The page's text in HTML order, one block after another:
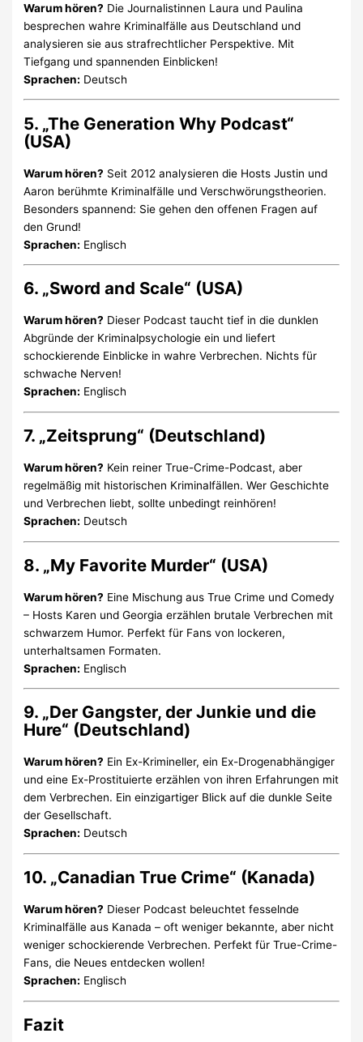
Warum hören? Die Journalistinnen Laura und Paulina
besprechen wahre Kriminalfälle aus Deutschland und
analysieren sie aus strafrechtlicher Perspektive. Mit
Tiefgang und spannenden Einblicken!
Sprachen: Deutsch
5. „The Generation Why Podcast“
(USA)
Warum hören? Seit 2012 analysieren die Hosts Justin und
Aaron berühmte Kriminalfälle und Verschwörungstheorien.
Besonders spannend: Sie gehen den offenen Fragen auf
den Grund!
Sprachen: Englisch
6. „Sword and Scale“ (USA)
Warum hören? Dieser Podcast taucht tief in die dunklen
Abgründe der Kriminalpsychologie ein und liefert
schockierende Einblicke in wahre Verbrechen. Nichts für
schwache Nerven!
Sprachen: Englisch
7. „Zeitsprung“ (Deutschland)
Warum hören? Kein reiner True-Crime-Podcast, aber
regelmäßig mit historischen Kriminalfällen. Wer Geschichte
und Verbrechen liebt, sollte unbedingt reinhören!
Sprachen: Deutsch
8. „My Favorite Murder“ (USA)
Warum hören? Eine Mischung aus True Crime und Comedy
– Hosts Karen und Georgia erzählen brutale Verbrechen mit
schwarzem Humor. Perfekt für Fans von lockeren,
unterhaltsamen Formaten.
Sprachen: Englisch
9. „Der Gangster, der Junkie und die
Hure“ (Deutschland)
Warum hören? Ein Ex-Krimineller, ein Ex-Drogenabhängiger
und eine Ex-Prostituierte erzählen von ihren Erfahrungen mit
dem Verbrechen. Ein einzigartiger Blick auf die dunkle Seite
der Gesellschaft.
Sprachen: Deutsch
10. „Canadian True Crime“ (Kanada)
Warum hören? Dieser Podcast beleuchtet fesselnde
Kriminalfälle aus Kanada – oft weniger bekannte, aber nicht
weniger schockierende Verbrechen. Perfekt für True-Crime-
Fans, die Neues entdecken wollen!
Sprachen: Englisch
Fazit